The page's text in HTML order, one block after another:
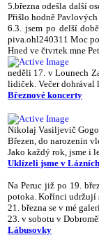
5.března odešla další
Přišlo hodně
6.3. jsem po delší
piva.ohl240311 Moc
Hned ve čtvrtek mne
neděli 17. v Lounech
lidiček. Večer dohrával
Březnové koncerty
Nikolaj Vasiljevič
Březen, do narozenin
Jako každý rok, jsme i
Uklízeli jsme v Lázních
Na Peruc již po 19.
potoka. Kořínci udržují
21. března se v mé
23. v sobotu v
Lábusovky